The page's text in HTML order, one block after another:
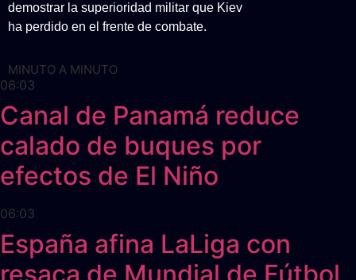
demostrar la superioridad militar que Kiev
ha perdido en el frente de combate.
MINUTO A MINUTO
06:03
Canal de Panamá reduce
calado de buques por
efectos de El Niño
06:03
España afina LaLiga con